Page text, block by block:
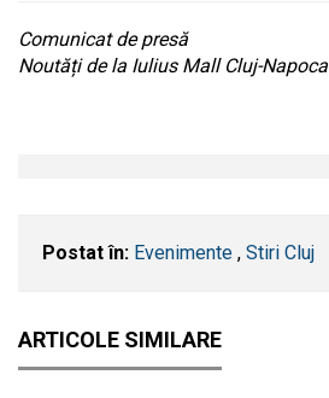
Comunicat de presă
Noutăți de la Iulius Mall Cluj-Napoca
Postat în: Evenimente , Stiri Cluj
ARTICOLE SIMILARE